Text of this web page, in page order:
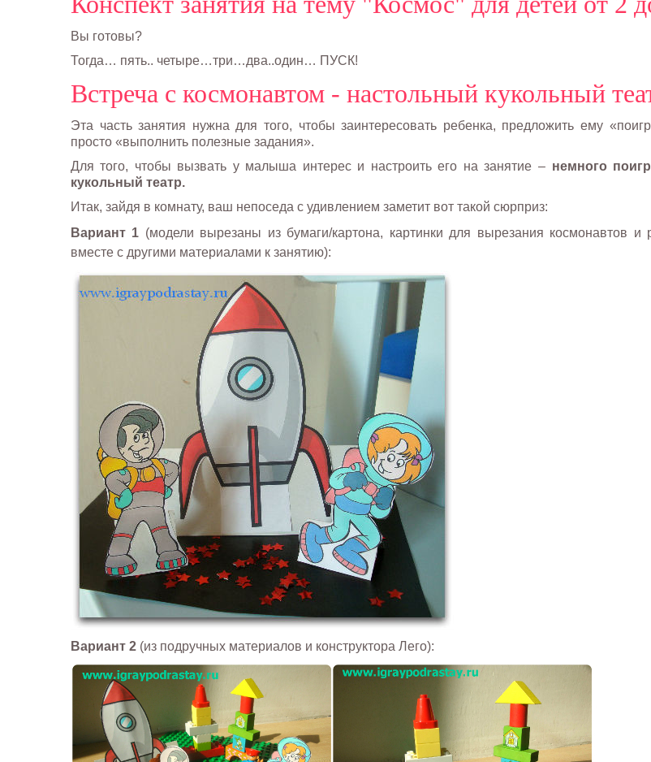
Вы готовы?
Тогда… пять.. четыре…три…два..один… ПУСК!
Встреча с космонавтом - настольный кукольный
Эта часть занятия нужна для того, чтобы заинтересовать ребенка, предложить ему
просто «выполнить полезные задания».
Для того, чтобы вызвать у малыша интерес и настроить его на занятие – немного
кукольный театр.
Итак, зайдя в комнату, ваш непоседа с удивлением заметит вот такой сюрприз:
Вариант 1 (модели вырезаны из бумаги/картона, картинки для вырезания космонавтов и
вместе с другими материалами к занятию):
Вариант 2 (из подручных материалов и конструктора Лего):